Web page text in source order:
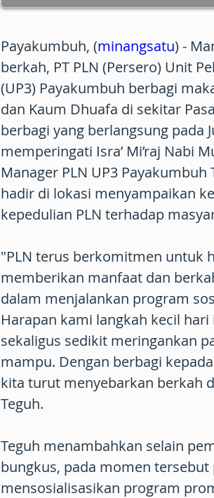
Payakumbuh, (minangsatu) -
berkah, PT PLN (Persero) Unit
(UP3) Payakumbuh berbagi
dan Kaum Dhuafa di sekitar
berbagi yang berlangsung pada
memperingati Isra’ Mi’raj Nabi
Manager PLN UP3
hadir di lokasi menyampaikan
kepedulian PLN terhadap
"PLN terus berkomitmen untuk
memberikan manfaat dan
dalam menjalankan program
Harapan kami langkah kecil
sekaligus sedikit meringankan
mampu. Dengan berbagi
kita turut menyebarkan berkah
Teguh.
Teguh menambahkan selain
bungkus, pada momen tersebut
mensosialisasikan program